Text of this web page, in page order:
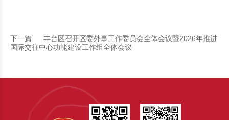
下一篇
丰台区召开区委外事工作委员会全体会议暨2026年推进
国际交往中心功能建设工作组全体会议